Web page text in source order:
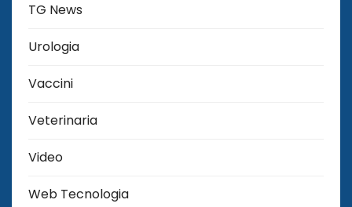
TG News
Urologia
Vaccini
Veterinaria
Video
Web Tecnologia